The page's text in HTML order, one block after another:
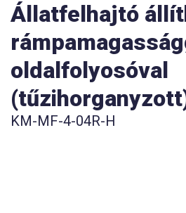
Állatfelhajtó
oldalfolyosóval
KM-MF-4-04R-H